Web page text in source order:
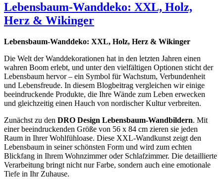
Lebensbaum-Wanddeko: XXL, Holz,
Herz & Wikinger
Lebensbaum-Wanddeko: XXL, Holz, Herz & Wikinger
Die Welt der Wanddekorationen hat in den letzten Jahren einen
wahren Boom erlebt, und unter den vielfältigen Optionen sticht der
Lebensbaum hervor – ein Symbol für Wachstum, Verbundenheit
und Lebensfreude. In diesem Blogbeitrag vergleichen wir einige
beeindruckende Produkte, die Ihre Wände zum Leben erwecken
und gleichzeitig einen Hauch von nordischer Kultur verbreiten.
Zunächst zu den DRO Design Lebensbaum-Wandbildern. Mit
einer beeindruckenden Größe von 56 x 84 cm zieren sie jeden
Raum in Ihrer Wohlfühloase. Diese XXL-Wandkunst zeigt den
Lebensbaum in seiner schönsten Form und wird zum echten
Blickfang in Ihrem Wohnzimmer oder Schlafzimmer. Die detaillierte
Verarbeitung bringt nicht nur Farbe, sondern auch eine emotionale
Tiefe in Ihr Zuhause.